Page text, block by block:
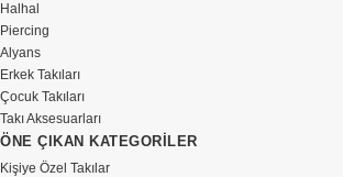
Halhal
Piercing
Alyans
Erkek Takıları
Çocuk Takıları
Takı Aksesuarları
ÖNE ÇIKAN KATEGORİLER
Kişiye Özel Takılar